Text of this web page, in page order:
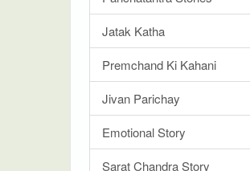
Jatak Katha
Premchand Ki Kahani
Jivan Parichay
Emotional Story
Sarat Chandra Story